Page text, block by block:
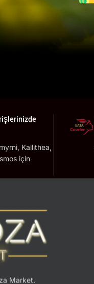
olarak etiketlendi
Kallithea,
için
Market.